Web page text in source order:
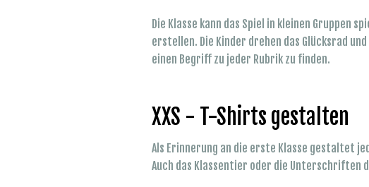
Die Klasse kann das Spiel in kleinen Gruppen
erstellen. Die Kinder drehen das Glücksrad
einen Begriff zu jeder Rubrik zu finden.
XXS - T-Shirts gestalten
Als Erinnerung an die erste Klasse gestaltet
Auch das Klassentier oder die Unterschriften